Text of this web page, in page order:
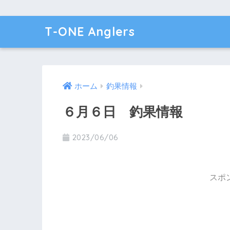
T-ONE Anglers
ホーム 釣果情報
６月６日 釣果情報
2023/06/06
スポ